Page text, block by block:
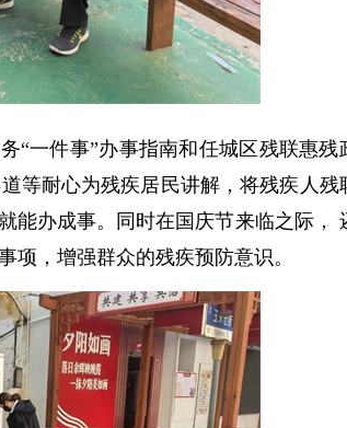
“一件事”办事指南和任城区残联惠残
等耐心为残疾居民讲解，将残疾人残
能办成事。同时在国庆节来临之际，
项，增强群众的残疾预防意识。